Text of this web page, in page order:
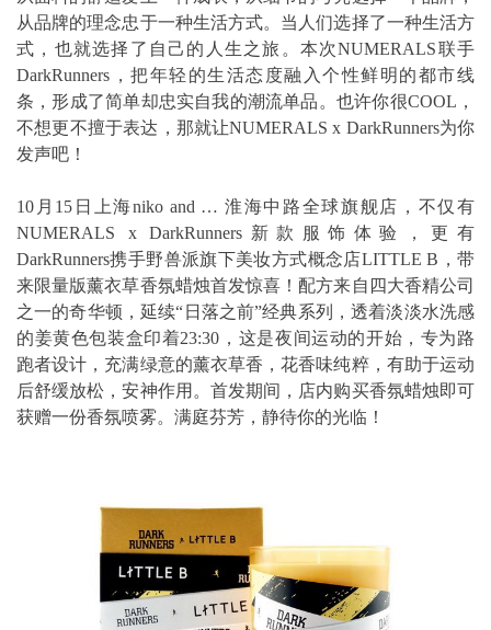
从品牌的理念忠于一种生活方式。当人们选择了一种生活方
式，也就选择了自己的人生之旅。本次NUMERALS联手
DarkRunners，把年轻的生活态度融入个性鲜明的都市线
条，形成了简单却忠实自我的潮流单品。也许你很COOL，
不想更不擅于表达，那就让NUMERALS x DarkRunners为你
发声吧！
10月15日上海niko and … 淮海中路全球旗舰店，不仅有
NUMERALS x DarkRunners新款服饰体验，更有
DarkRunners携手野兽派旗下美妆方式概念店LITTLE B，带
来限量版薰衣草香氛蜡烛首发惊喜！配方来自四大香精公司
之一的奇华顿，延续“日落之前”经典系列，透着淡淡水洗感
的姜黄色包装盒印着23:30，这是夜间运动的开始，专为路
跑者设计，充满绿意的薰衣草香，花香味纯粹，有助于运动
后舒缓放松，安神作用。首发期间，店内购买香氛蜡烛即可
获赠一份香氛喷雾。满庭芬芳，静待你的光临！